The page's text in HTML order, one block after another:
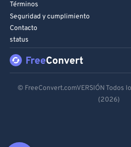
Términos
Seguridad y cumplimiento
Contacto
status
Español
© FreeConvert.comVERSIÓN Todos
(2026)